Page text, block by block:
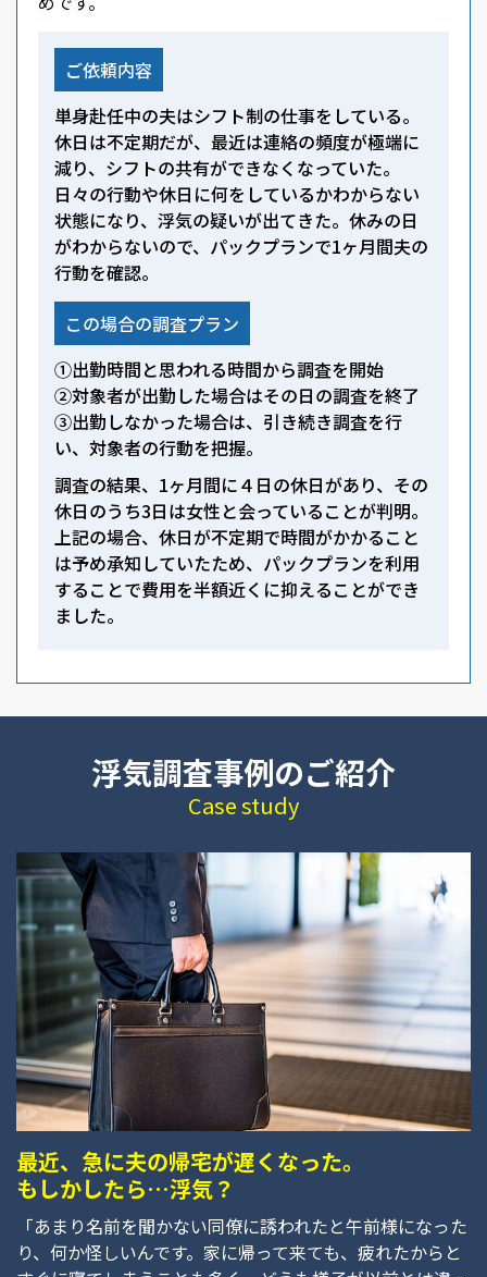
ご依頼内容
単身赴任中の夫はシフト制の仕事をしている。
休日は不定期だが、最近は連絡の頻度が極端に
減り、シフトの共有ができなくなっていた。
日々の行動や休日に何をしているかわからない
状態になり、浮気の疑いが出てきた。休みの日
がわからないので、パックプランで1ヶ月間夫の
行動を確認。
この場合の調査プラン
①出勤時間と思われる時間から調査を開始
②対象者が出勤した場合はその日の調査を終了
③出勤しなかった場合は、引き続き調査を行
い、対象者の行動を把握。
調査の結果、1ヶ月間に４日の休日があり、その
休日のうち3日は女性と会っていることが判明。
上記の場合、休日が不定期で時間がかかること
は予め承知していたため、パックプランを利用
することで費用を半額近くに抑えることができ
ました。
浮気調査事例のご紹介
Case study
最近、急に夫の帰宅が遅くなった。
もしかしたら…浮気？
「あまり名前を聞かない同僚に誘われたと午前様になった
り、何か怪しいんです。家に帰って来ても、疲れたからと